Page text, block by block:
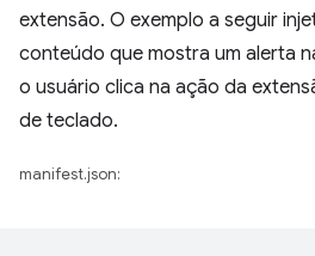
extensão. O exemplo a seguir
conteúdo que mostra um alerta
o usuário clica na ação da
de teclado.
manifest.json: